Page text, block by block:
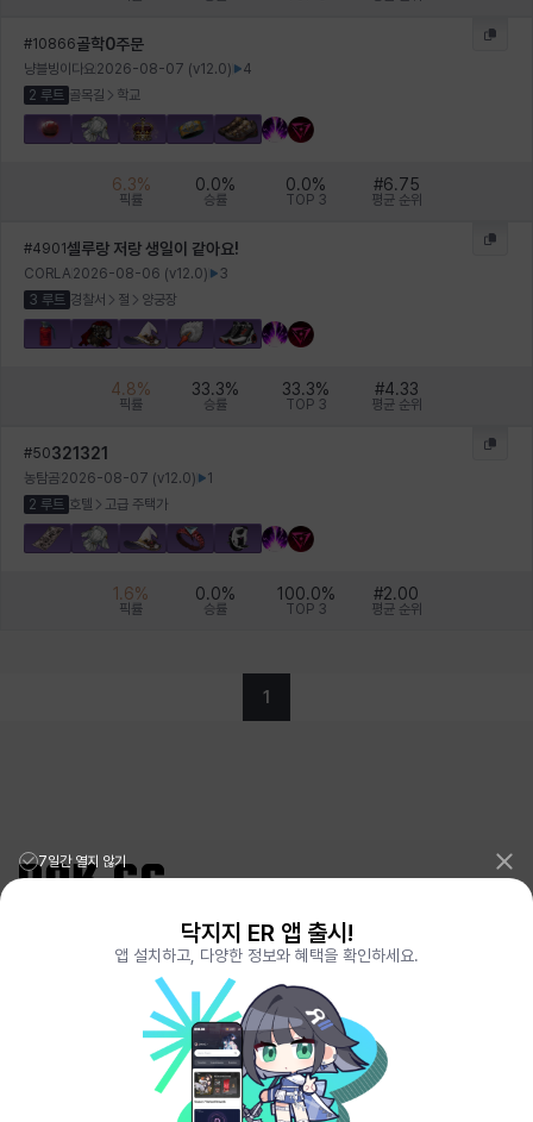
헤이즈 헨리 현우 혜진
#10866골학0주문
냥블빙이다요2026-08-07 (v12.0)
4
2 루트 골목길 학교
6.3%
픽률
0.0%
승률
0.0%
TOP 3
#6.75
평균 순위
#4901셀루랑 저랑 생일이 같아요!
CORLA 2026-08-06 (v12.0)
3
3 루트 경찰서 절 양궁장
4.8%
픽률
33.3%
승률
33.3%
TOP 3
#4.33
평균 순위
#50321321
농탐곰2026-08-07 (v12.0)
1
2 루트 호텔 고급 주택가
1.6%
픽률
0.0%
승률
100.0%
TOP 3
#2.00
평균 순위
1
리그오브레전드 전적검색 포로지지PORO.GG
전략적팀전투 TFT 전적검색 롤체지지 LOLCHESS.GG
메이플스토리 종합통계MAPLE.GG
VALORANT.DAK.GG
배틀그라운드 전적검색PUBG.DAK.GG
이터널 리턴 전적검색ER.DAK.GG
GENSHIN.DAK.GG
DEADLOCK.DAK.GG
7일간 열지 않기
닥지지 ER 앱 출시!
앱 설치하고, 다양한 정보와 혜택을 확인하세요.